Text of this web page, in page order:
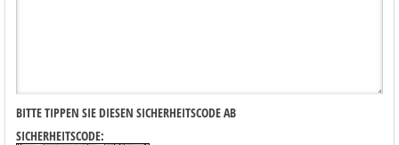
BITTE TIPPEN SIE DIESEN SICHERHEITSCODE AB
SICHERHEITSCODE: